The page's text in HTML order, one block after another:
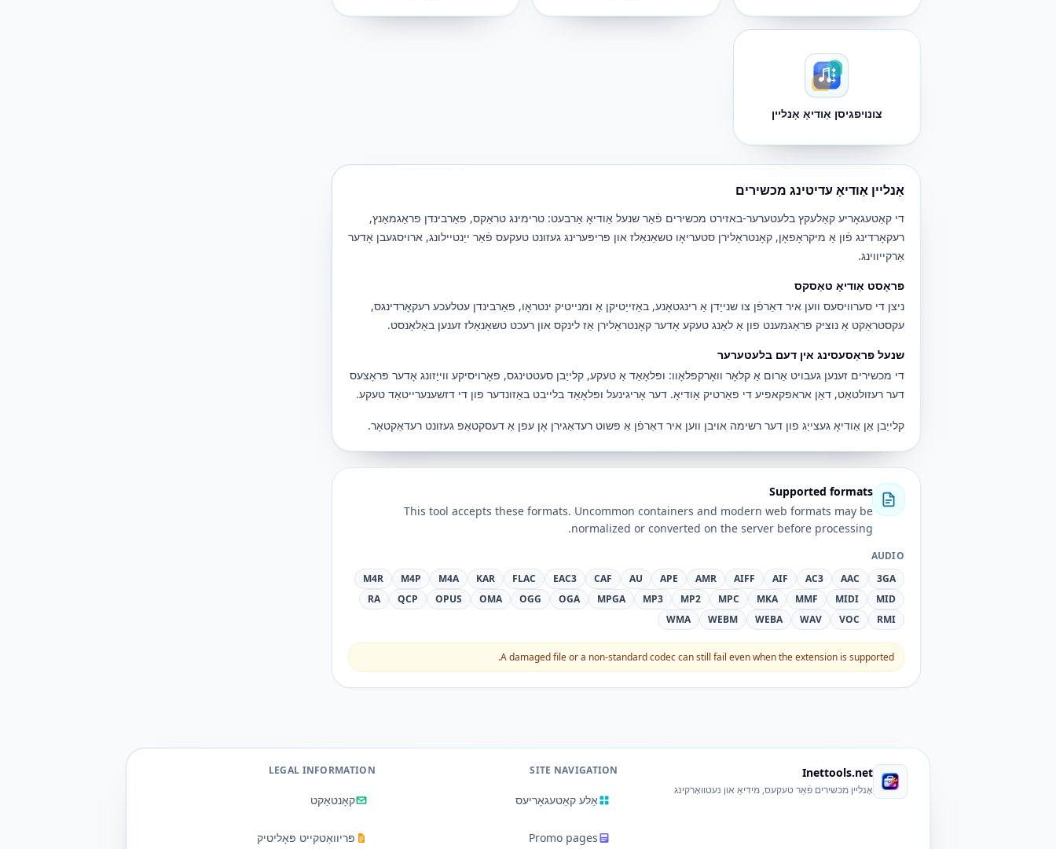
צונויפגיסן אַודיאָ אָנליין
אָנליין אַודיאָ עדיטינג מכשירים
די קאַטעגאָריע קאַלעקץ בלעטערער-באזירט מכשירים פֿאַר שנעל אַודיאָ אַרבעט: טרימינג טראַקס, פאַרבינדן פראַגמאַנץ,
רעקאָרדינג פֿון אַ מיקראָפאָן, קאָנטראָלירן סטעריאָו טשאַנאַלז און פּריפּערינג געזונט טעקעס פֿאַר ייַנטיילונג, ארויסגעבן אָדער
אַרקייווינג.
פּראָסט אַודיאָ טאַסקס
ניצן די סערוויסעס ווען איר דאַרפֿן צו שנייַדן אַ רינגטאָנע, באַזייַטיקן אַ ומנייטיק ינטראָו, פאַרבינדן עטלעכע רעקאָרדינגס,
עקסטראַקט אַ נוציק פראַגמענט פון אַ לאַנג טעקע אָדער קאָנטראָלירן אַז לינקס און רעכט טשאַנאַלז זענען באַלאַנסט.
שנעל פּראַסעסינג אין דעם בלעטערער
די מכשירים זענען געבויט אַרום אַ קלאָר וואָרקפלאָוו: ופּלאָאַד אַ טעקע, קלייַבן סעטטינגס, פאָרויסיקע ווייַזונג אָדער פּראָצעס
דער רעזולטאַט, דאַן אראפקאפיע די פאַרטיק אַודיאָ. דער אָריגינעל ופּלאָאַד בלייבט באַזונדער פון די דזשענערייטאַד טעקע.
קלייַבן אַן אַודיאָ געצייַג פון דער רשימה אויבן ווען איר דאַרפֿן אַ פּשוט רעדאַגירן אָן עפן אַ דעסקטאַפּ געזונט רעדאַקטאָר.
Supported formats
This tool accepts these formats. Uncommon containers and modern web formats may be
normalized or converted on the server before processing.
AUDIO
3GA
AAC
AC3
AIF
AIFF
AMR
APE
AU
CAF
EAC3
FLAC
KAR
M4A
M4P
M4R
MID
MIDI
MMF
MKA
MPC
MP2
MP3
MPGA
OGA
OGG
OMA
OPUS
QCP
RA
RMI
VOC
WAV
WEBA
WEBM
WMA
A damaged file or a non-standard codec can still fail even when the extension is supported.
Inettools.net
אָנליין מכשירים פֿאַר טעקעס, מידיאַ און נעטוואָרקינג
SITE NAVIGATION
אַלע קאַטעגאָריעס
Promo pages
LEGAL INFORMATION
קאָנטאַקט
פּריוואַטקייט פּאָליטיק